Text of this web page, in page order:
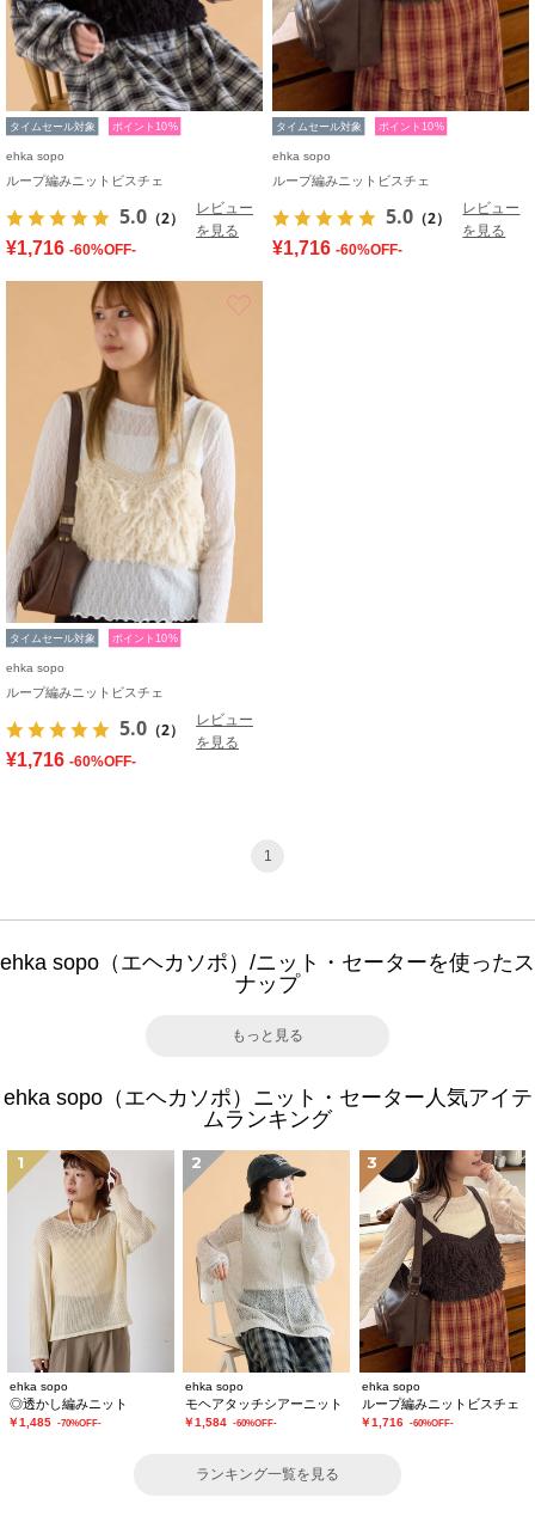
タイムセール対象 ポイント10%
ehka sopo
ループ編みニットビスチェ
5.0 （2）
レビュー
を見る
¥1,716 -60%OFF-
タイムセール対象 ポイント10%
ehka sopo
ループ編みニットビスチェ
5.0 （2）
レビュー
を見る
¥1,716 -60%OFF-
タイムセール対象 ポイント10%
ehka sopo
ループ編みニットビスチェ
5.0 （2）
レビュー
を見る
¥1,716 -60%OFF-
1
ehka sopo（エヘカソポ）/ニット・セーターを使ったス
ナップ
もっと見る
ehka sopo（エヘカソポ）ニット・セーター人気アイテ
ムランキング
1
ehka sopo
◎透かし編みニット
￥1,485 -70%OFF-
2
ehka sopo
モヘアタッチシアーニット
￥1,584 -60%OFF-
3
ehka sopo
ループ編みニットビスチェ
￥1,716 -60%OFF-
ランキング一覧を見る